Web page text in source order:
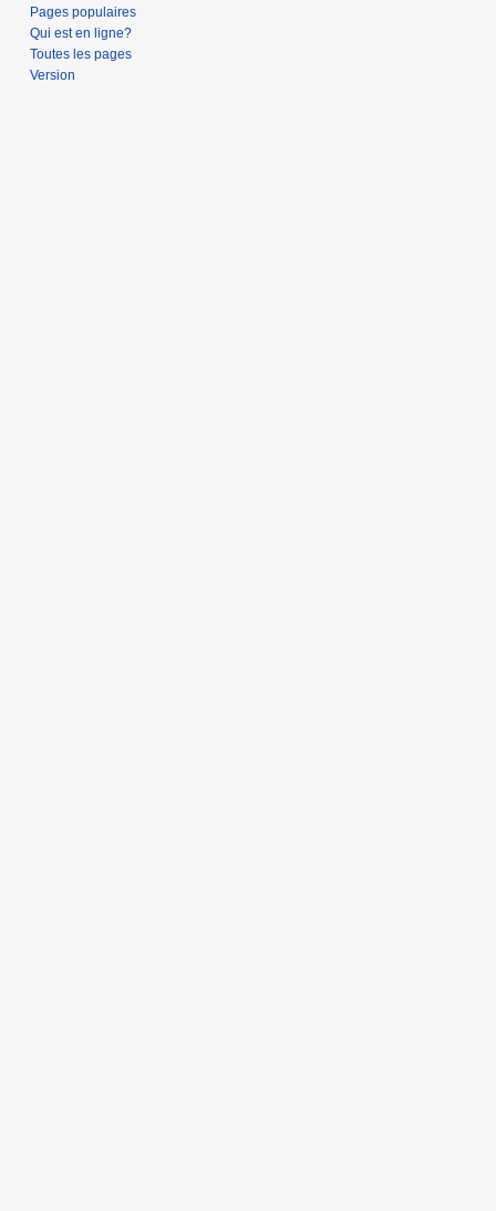
Pages populaires
Qui est en ligne?
Toutes les pages
Version